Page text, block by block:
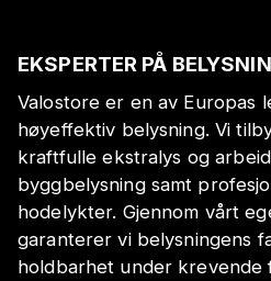
EKSPERTER PÅ
Valostore er en av Europas
høyeffektiv belysning. Vi
kraftfulle ekstralys og
byggbelysning samt
hodelykter. Gjennom vårt
garanterer vi belysningens
holdbarhet under